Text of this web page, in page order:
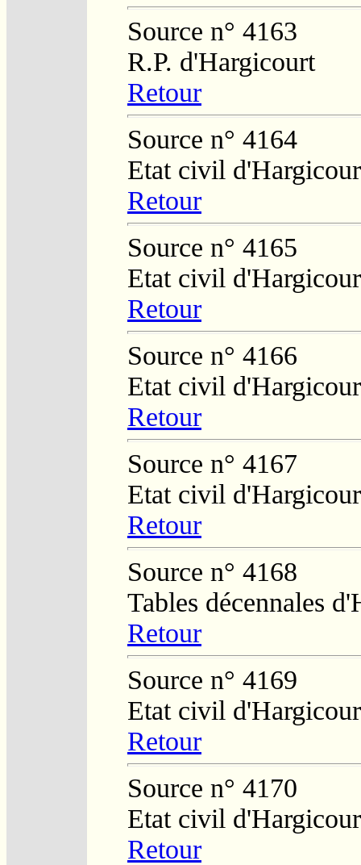
Source n° 4163
R.P. d'Hargicourt
Retour
Source n° 4164
Etat civil
Retour
Source n° 4165
Etat civil
Retour
Source n° 4166
Etat civil
Retour
Source n° 4167
Etat civil
Retour
Source n° 4168
Tables décennales
Retour
Source n° 4169
Etat civil
Retour
Source n° 4170
Etat civil
Retour